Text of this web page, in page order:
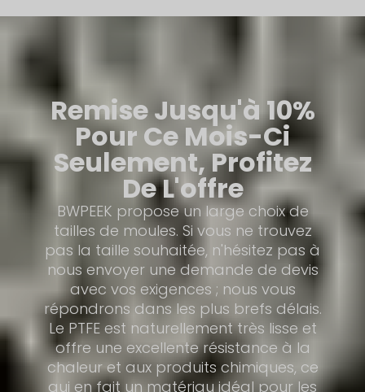
Remise Jusqu'à 10%
Pour Ce Mois-Ci
Seulement, Profitez
De L'offre
BWPEEK propose un large choix de
tailles de moules. Si vous ne trouvez
pas la taille souhaitée, n'hésitez pas à
nous envoyer une demande de devis
avec vos exigences ; nous vous
répondrons dans les plus brefs délais.
Le PTFE est naturellement très lisse et
offre une excellente résistance à la
chaleur et aux produits chimiques, ce
qui en fait un matériau idéal pour les